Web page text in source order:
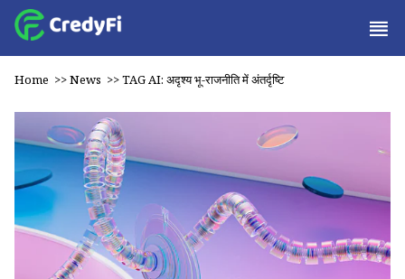
Home >>News >>TAG AI: अदृश्य भू-राजनीति में अंतर्दृष्टि